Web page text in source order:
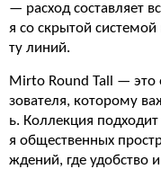
— расход составляет
я со скрытой
ту линий.
Mirto Round Tall — это
зователя, которому
ь. Коллекция
я общественных
ждений, где удобство